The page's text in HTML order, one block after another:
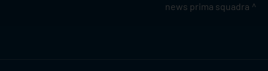
news prima squadra